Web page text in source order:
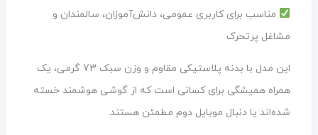
مناسب برای کاربری عمومی، دانش‌آموزان، سالمندان و
مشاغل پرتحرک
این مدل با بدنه پلاستیکی مقاوم و وزن سبک 73 گرمی، یک
همراه همیشگی برای کسانی است که از گوشی هوشمند خسته
شده‌اند یا دنبال موبایل دوم مطمئن هستند.